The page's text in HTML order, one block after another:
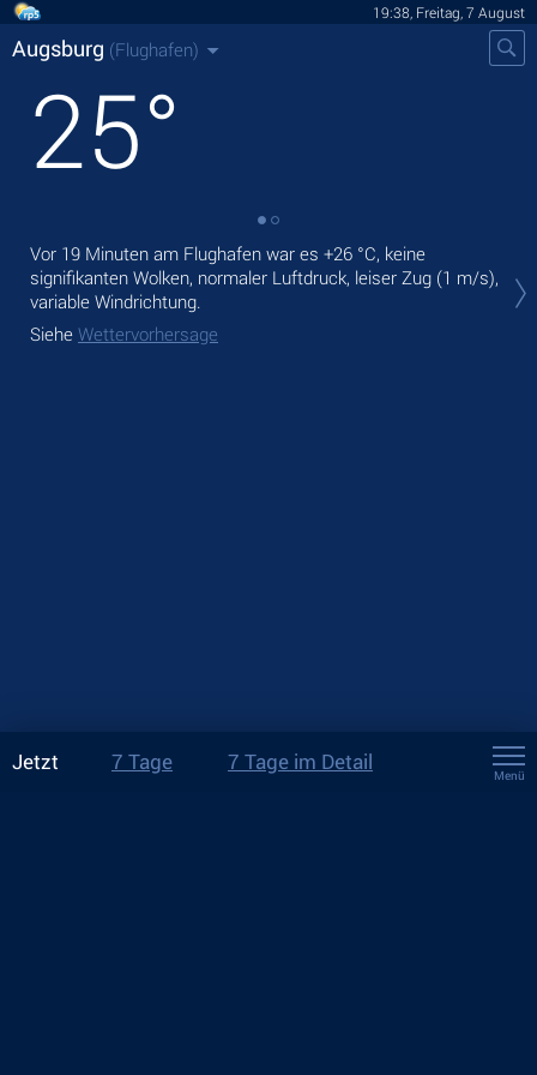
19:38, Freitag, 7 August
Augsburg (Flughafen)
25°
Vor 19 Minuten am Flughafen war es +26 °C, keine
signifikanten Wolken, normaler Luftdruck, leiser Zug (1 m/s),
variable Windrichtung.
Siehe Wettervorhersage
Jetzt 7 Tage 7 Tage im Detail
Menü